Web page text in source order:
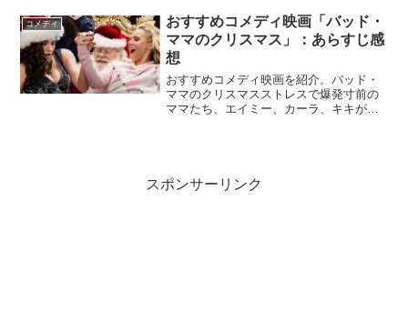
ンストップで走り続ける！『新感線 フ
ァイナル・エクスプレス』N...
コメディ
おすすめコメディ映画「バッド・
ママのクリスマス」：あらすじ感
想
おすすめコメディ映画を紹介。バッド・
ママのクリスマスストレスで爆発寸前の
ママたち、エイミー、カーラ、キキが帰
スポンサーリンク